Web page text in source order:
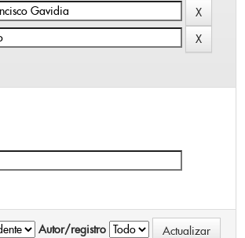
Autor/registro